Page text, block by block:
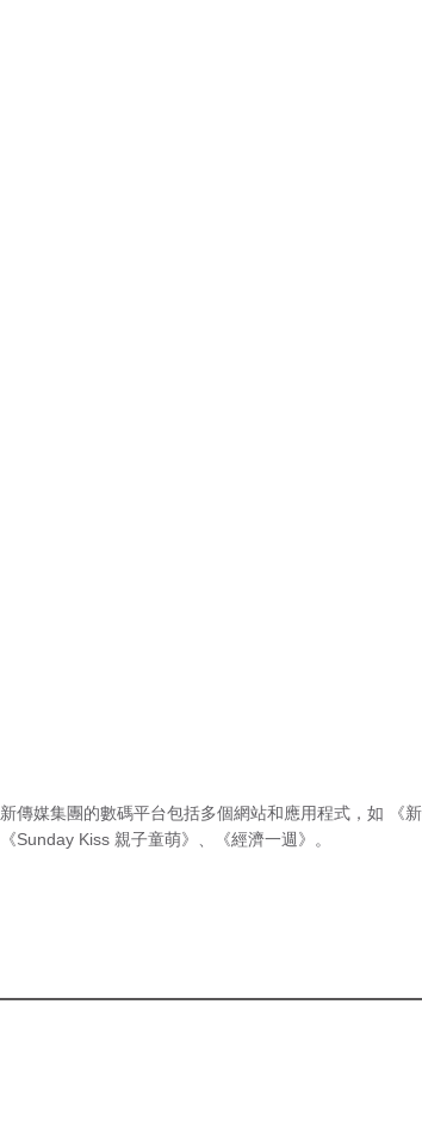
新傳媒集團的數碼平台包括多個網站和應用程式，如 《
《Sunday Kiss 親子童萌》
《經濟一週》 。